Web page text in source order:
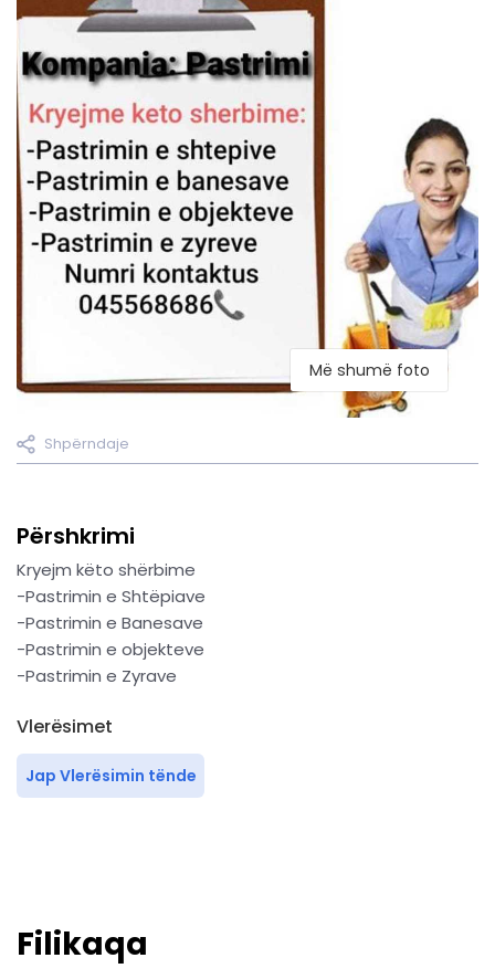
Më shumë foto
Shpërndaje
Përshkrimi
Kryejm këto shërbime
-Pastrimin e Shtëpiave
-Pastrimin e Banesave
-Pastrimin e objekteve
-Pastrimin e Zyrave
Vlerësimet
Jap Vlerësimin tënde
Filikaqa